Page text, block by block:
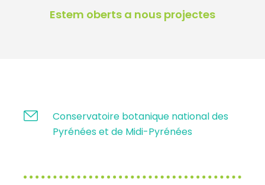
Estem oberts a nous projectes
Conservatoire botanique national des
Pyrénées et de Midi-Pyrénées